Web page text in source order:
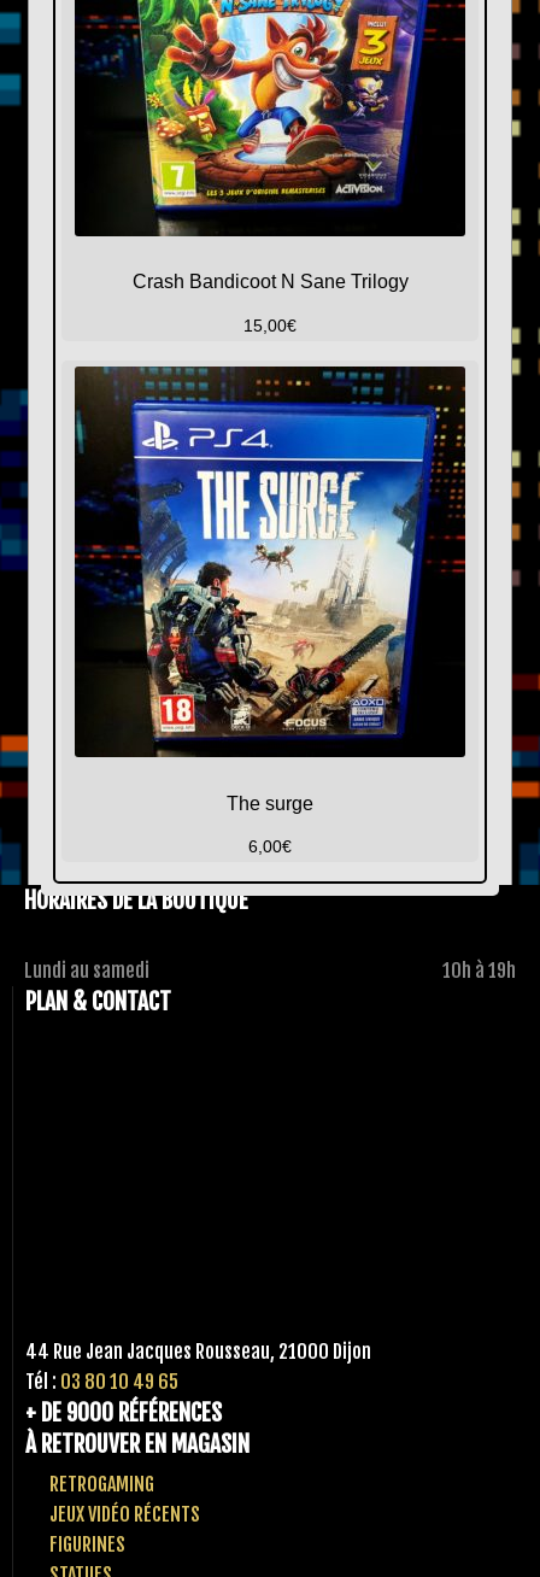
Crash Bandicoot N Sane Trilogy
15,00€
The surge
6,00€
HORAIRES DE LA BOUTIQUE
Lundi au samedi 10h à 19h
PLAN & CONTACT
44 Rue Jean Jacques Rousseau, 21000 Dijon
Tél : 03 80 10 49 65
+ DE 9000 RÉFÉRENCES
À RETROUVER EN MAGASIN
RETROGAMING
JEUX VIDÉO RÉCENTS
FIGURINES